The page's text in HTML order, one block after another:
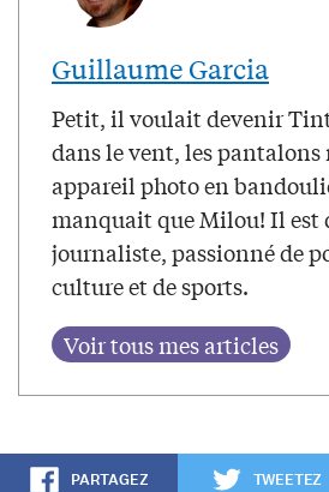
Guillaume Garcia
Petit, il voulait devenir
dans le vent, les pantalons
appareil photo en
manquait que Milou! Il est
journaliste, passionné de
culture et de sports.
PARTAGEZ TWEETEZ